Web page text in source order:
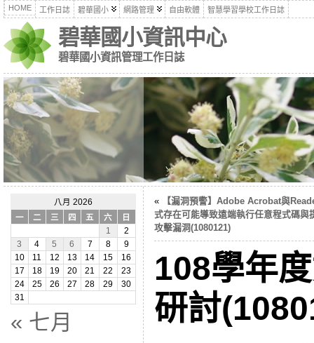
HOME 工作日誌 碧華國小 網路管理 自由軟體 智慧學習學校工作日誌
碧華國小資訊中心
碧華國小資訊管理工作日誌
八月 2026
一
二 三 四 五 六
日
1
2
3
4 5 6 7 8
9
10
11 12 13 14 15
16
17
18 19 20 21 22
23
24
25 26 27 28 29
30
31
« 七月
«
【漏洞預警】Adobe Acrobat與
式存在可能導致遠端執行任意程式碼與
攻擊漏洞(1080121)
108學年
研討